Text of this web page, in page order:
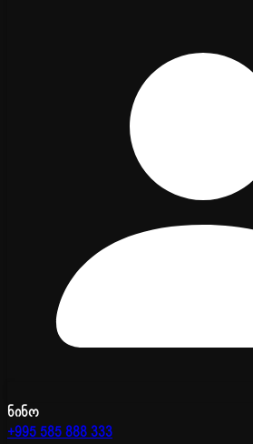
ნინო
+995 585 888 333